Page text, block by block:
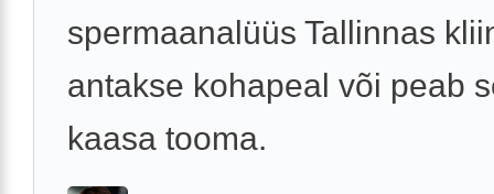
spermaanalüüs Tallinnas
antakse kohapeal või peab
kaasa tooma.